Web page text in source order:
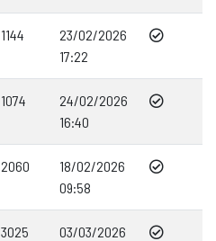
1144
23/02/2026
17:22
1074
24/02/2026
16:40
2060
18/02/2026
09:58
3025
03/03/2026